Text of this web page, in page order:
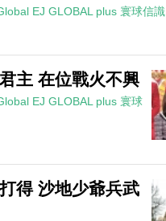
EJ GLOBAL plus 寰球信識
主 在位戰火不興
EJ GLOBAL plus 寰球
得 沙地少爺兵武